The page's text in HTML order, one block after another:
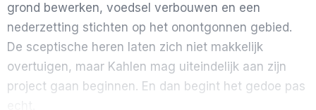
grond bewerken, voedsel verbouwen en een
nederzetting stichten op het onontgonnen gebied.
De sceptische heren laten zich niet makkelijk
overtuigen, maar Kahlen mag uiteindelijk aan zijn
project gaan beginnen. En dan begint het gedoe pas